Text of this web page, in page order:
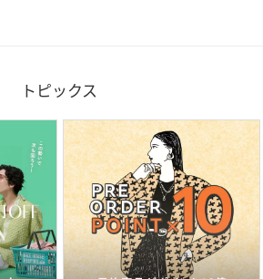
トピックス